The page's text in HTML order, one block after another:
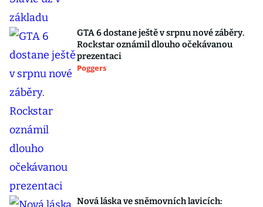
GTA 6 dostane ještě v srpnu nové záběry.
Rockstar oznámil dlouho očekávanou
prezentaci
Poggers
Nová láska ve sněmovních lavicích: